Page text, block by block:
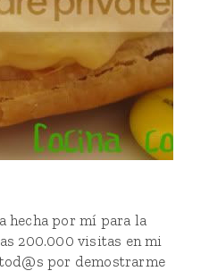
hecha por mí para la
200.000 visitas en mi
por demostrarme